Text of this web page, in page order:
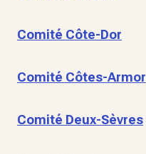
Comité Côte-Dor
Comité Côtes-Armor
Comité Deux-Sèvres